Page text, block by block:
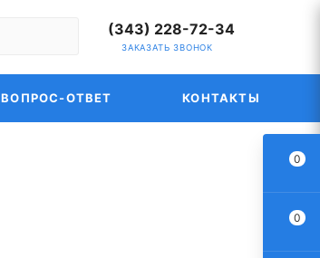
(343) 228-72-34
ЗАКАЗАТЬ ЗВОНОК
ВОПРОС-ОТВЕТ КОНТАКТЫ
0
0